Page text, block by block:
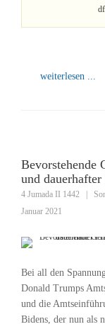
df
weiterlesen ...
Bevorstehende
und dauerhafter
4 Jumada II 1442
Januar 2021
Bei all den
Donald Trumps
und die
Bidens, der nun als